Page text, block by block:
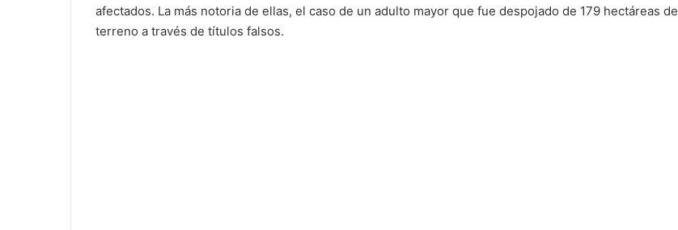
afectados. La más notoria de ellas, el caso de un adulto mayor que fue despojado de 179 hectáreas de
terreno a través de títulos falsos.